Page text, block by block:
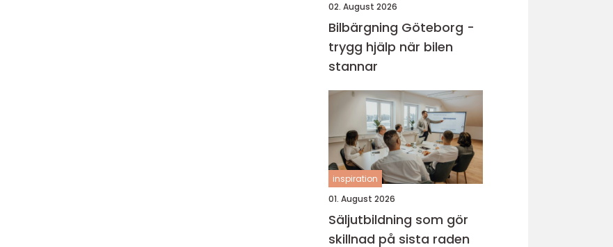
02. August 2026
Bilbärgning Göteborg -
trygg hjälp när bilen
stannar
inspiration
01. August 2026
Säljutbildning som gör
skillnad på sista raden